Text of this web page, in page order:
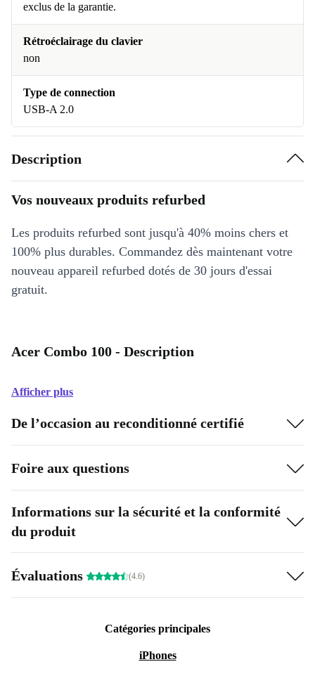
exclus de la garantie.
Rétroéclairage du clavier
non
Type de connection
USB-A 2.0
Description
Vos nouveaux produits refurbed
Les produits refurbed sont jusqu'à 40% moins chers et
100% plus durables. Commandez dès maintenant votre
nouveau appareil refurbed dotés de 30 jours d'essai
gratuit.
Acer Combo 100 - Description
Afficher plus
De l’occasion au reconditionné certifié
Foire aux questions
Informations sur la sécurité et la conformité
du produit
Évaluations (4.6)
Catégories principales
iPhones